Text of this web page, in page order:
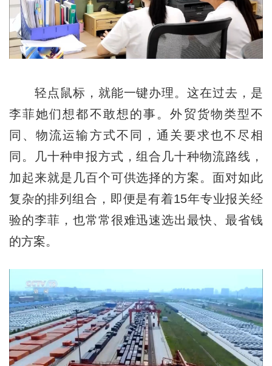
轻点鼠标，就能一键办理。这在过去，是
李菲她们想都不敢想的事。外贸货物类型不
同、物流运输方式不同，通关要求也不尽相
同。几十种申报方式，组合几十种物流路线，
加起来就是几百个可供选择的方案。面对如此
复杂的排列组合，即便是有着15年专业报关经
验的李菲，也常常很难迅速选出最快、最省钱
的方案。